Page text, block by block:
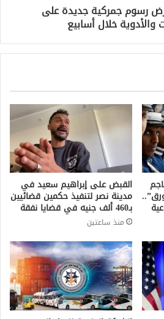
رسوم جمركية جديدة على
والأدوية خلال أسابيع
القبض على إبراهيم سعيد في
مدينة نصر لتنفيذ حكمين قضائيين
بـ460 ألف جنيه في قضايا نفقة
منذ ساعتين